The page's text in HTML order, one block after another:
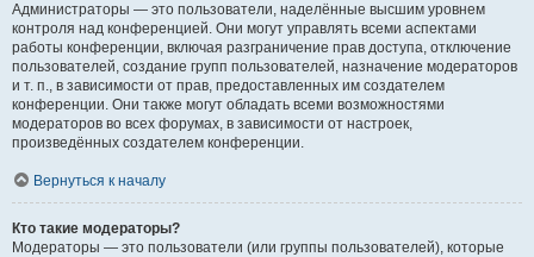
Администраторы — это пользователи, наделённые высшим уровнем
контроля над конференцией. Они могут управлять всеми аспектами
работы конференции, включая разграничение прав доступа, отключение
пользователей, создание групп пользователей, назначение модераторов
и т. п., в зависимости от прав, предоставленных им создателем
конференции. Они также могут обладать всеми возможностями
модераторов во всех форумах, в зависимости от настроек,
произведённых создателем конференции.
Вернуться к началу
Кто такие модераторы?
Модераторы — это пользователи (или группы пользователей), которые